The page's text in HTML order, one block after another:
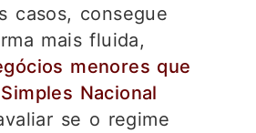
casos, consegue
mais fluida,
menores que
Nacional
se o regime